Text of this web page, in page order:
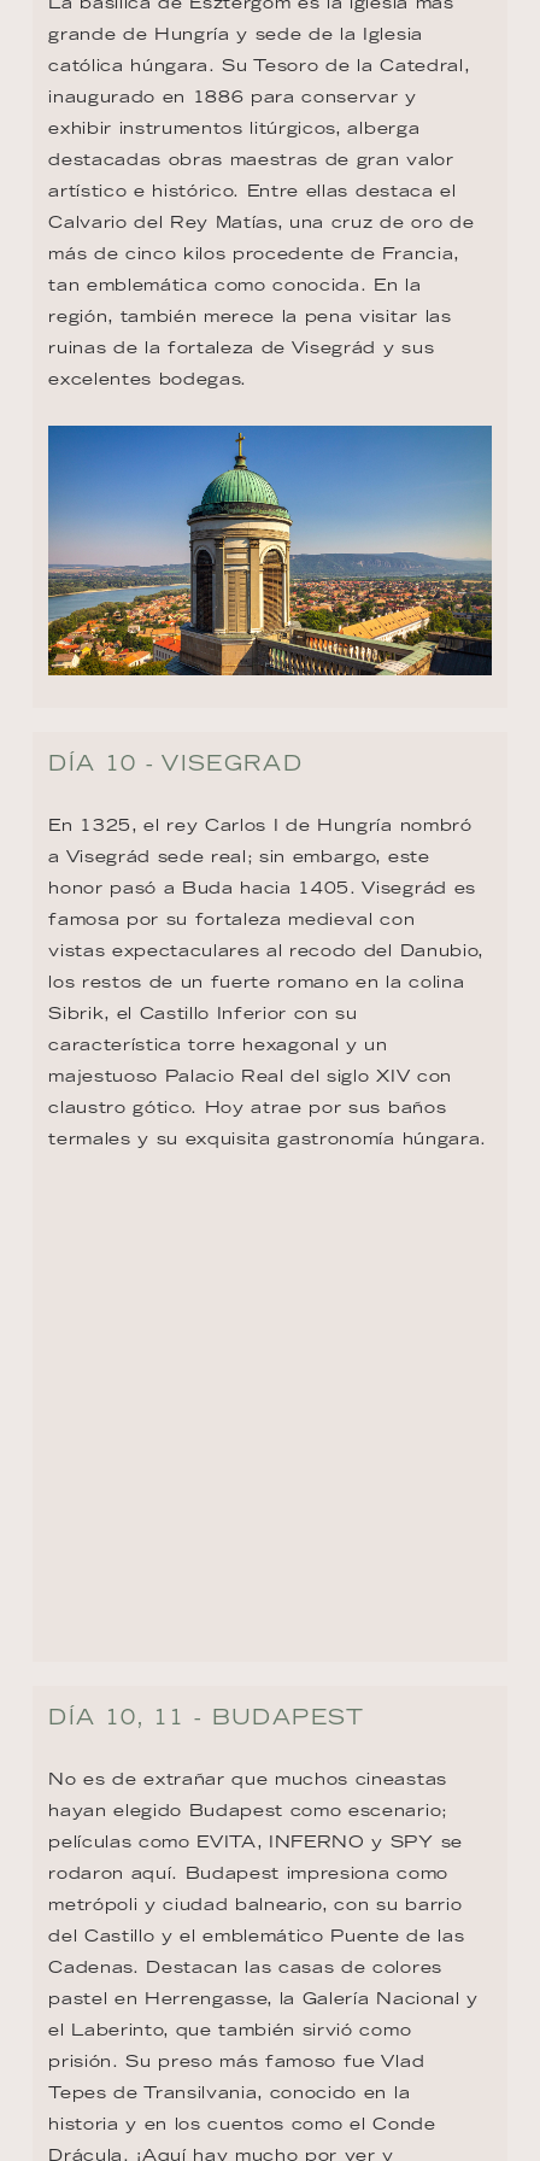
grande de Hungría y sede de la Iglesia
católica húngara. Su Tesoro de la Catedral,
inaugurado en 1886 para conservar y
exhibir instrumentos litúrgicos, alberga
destacadas obras maestras de gran valor
artístico e histórico. Entre ellas destaca el
Calvario del Rey Matías, una cruz de oro de
más de cinco kilos procedente de Francia,
tan emblemática como conocida. En la
región, también merece la pena visitar las
ruinas de la fortaleza de Visegrád y sus
excelentes bodegas.
DÍA 10 - VISEGRAD
En 1325, el rey Carlos I de Hungría nombró
a Visegrád sede real; sin embargo, este
honor pasó a Buda hacia 1405. Visegrád es
famosa por su fortaleza medieval con
vistas expectaculares al recodo del Danubio,
los restos de un fuerte romano en la colina
Sibrik, el Castillo Inferior con su
característica torre hexagonal y un
majestuoso Palacio Real del siglo XIV con
claustro gótico. Hoy atrae por sus baños
termales y su exquisita gastronomía húngara.
del Castillo y el emblemático Puente de las
pastel en Herrengasse, la Galería Nacional y
el Laberinto, que también sirvió como
prisión. Su preso más famoso fue Vlad
Tepes de Transilvania, conocido en la
historia y en los cuentos como el Conde
Drácula. ¡Aquí hay mucho por ver y
experimentar!